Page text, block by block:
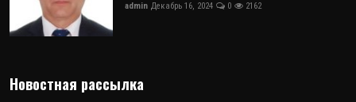
admin Декабрь 16, 2024 0 2162
Новостная рассылка